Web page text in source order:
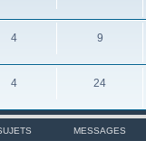
4 9
4 24
MESSAGES